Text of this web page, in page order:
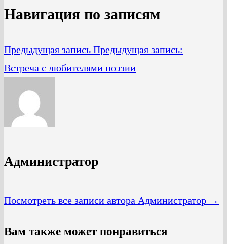
Навигация по записям
Предыдущая запись Предыдущая запись:
Встреча с любителями поэзии
Администратор
Посмотреть все записи автора Администратор →
Вам также может понравиться